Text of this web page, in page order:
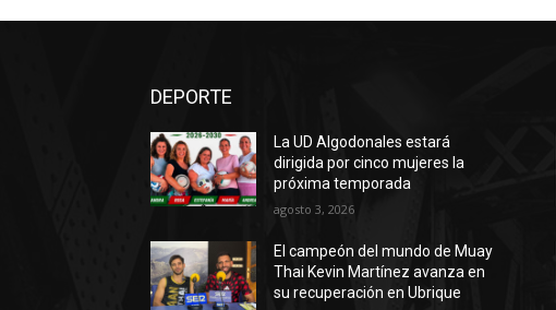
DEPORTE
La UD Algodonales estará
dirigida por cinco mujeres la
próxima temporada
agosto 3, 2026
El campeón del mundo de Muay
Thai Kevin Martínez avanza en
su recuperación en Ubrique